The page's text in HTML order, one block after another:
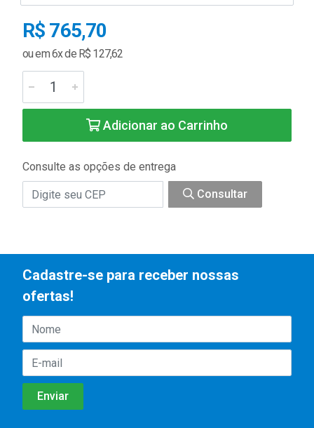
R$ 765,70
ou em 6x de R$ 127,62
Adicionar ao Carrinho
Consulte as opções de entrega
Consultar
Cadastre-se para receber nossas
ofertas!